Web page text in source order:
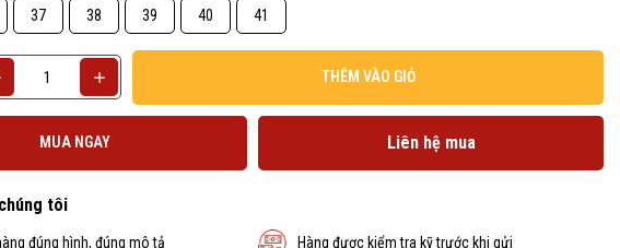
37 38 39 40 41
THÊM VÀO GIỎ
MUA NGAY Liên hệ mua
tôi
đúng hình, đúng mô tả
Hàng được kiểm tra kỹ trước khi gửi